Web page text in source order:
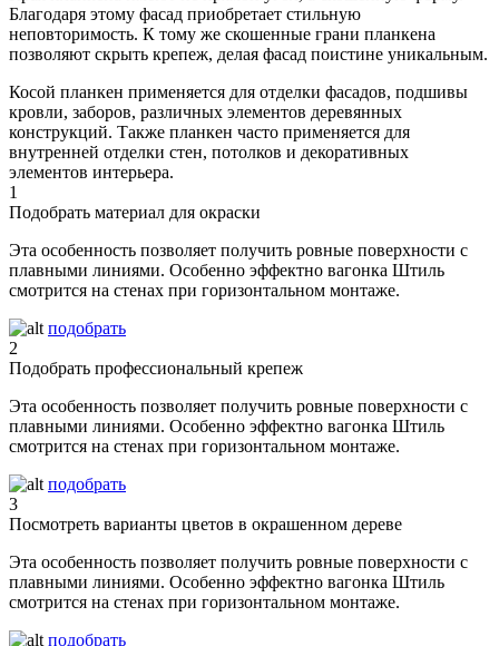
Благодаря этому фасад приобретает стильную
неповторимость. К тому же скошенные грани планкена
позволяют скрыть крепеж, делая фасад поистине уникальным.
Косой планкен применяется для отделки фасадов, подшивы
кровли, заборов, различных элементов деревянных
конструкций. Также планкен часто применяется для
внутренней отделки стен, потолков и декоративных
элементов интерьера.
1
Подобрать материал для окраски
Эта особенность позволяет получить ровные поверхности с
плавными линиями. Особенно эффектно вагонка Штиль
смотрится на стенах при горизонтальном монтаже.
подобрать
2
Подобрать профессиональный крепеж
Эта особенность позволяет получить ровные поверхности с
плавными линиями. Особенно эффектно вагонка Штиль
смотрится на стенах при горизонтальном монтаже.
подобрать
3
Посмотреть варианты цветов в окрашенном дереве
Эта особенность позволяет получить ровные поверхности с
плавными линиями. Особенно эффектно вагонка Штиль
смотрится на стенах при горизонтальном монтаже.
подобрать